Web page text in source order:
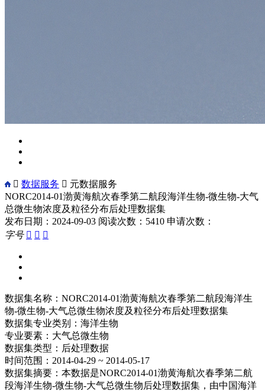
 数据服务  元数据服务
NORC2014-01渤黄海航次春季第二航段海洋生物-微生物-大气
总微生物浓度及粒径分布后处理数据集
发布日期：2024-09-03 阅读次数：5410 申请次数：
字号   
数据集名称： NORC2014-01渤黄海航次春季第二航段海洋生
物-微生物-大气总微生物浓度及粒径分布后处理数据集
数据集专业类别： 海洋生物
专业要素： 大气总微生物
数据集类型： 后处理数据
时间范围： 2014-04-29 ~ 2014-05-17
数据集摘要： 本数据是NORC2014-01渤黄海航次春季第二航
段海洋生物-微生物-大气总微生物后处理数据集，由中国海洋